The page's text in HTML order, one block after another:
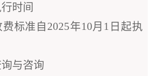
时间
标准自 2025年10月1日起执
与咨询